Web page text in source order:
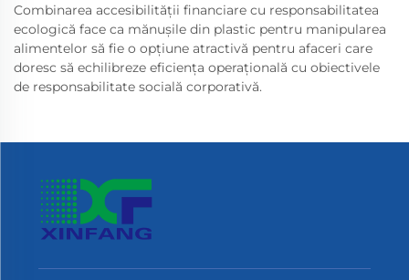
Combinarea accesibilității financiare cu responsabilitatea
ecologică face ca mănușile din plastic pentru manipularea
alimentelor să fie o opțiune atractivă pentru afaceri care
doresc să echilibreze eficiența operațională cu obiectivele
de responsabilitate socială corporativă.